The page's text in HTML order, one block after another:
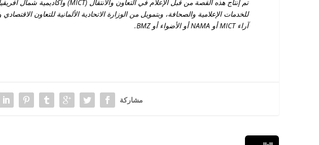
آراء MICT أو NAMA أو الأضواء أو BMZ.
مشاركة‬